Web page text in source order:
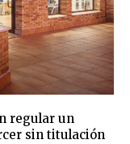
regular un
sin titulación